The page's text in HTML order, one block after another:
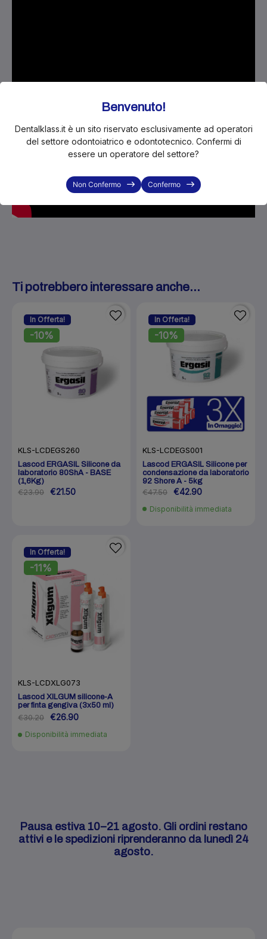
Ti potrebbero interessare anche...
In Offerta!
-10%
KLS-LCDEGS260
Lascod ERGASIL Silicone da
laboratorio 80ShA - BASE
(1,6Kg)
€23.90 €21.50
In Offerta!
-10%
KLS-LCDEGS001
Lascod ERGASIL Silicone per
condensazione da laboratorio
92 Shore A - 5kg
€47.50 €42.90
Disponibilità immediata
In Offerta!
-11%
KLS-LCDXLG073
Lascod XILGUM silicone-A
per finta gengiva (3x50 ml)
€30.20 €26.90
Disponibilità immediata
Pausa estiva 10–21 agosto. Gli ordini restano
attivi e le spedizioni riprenderanno da lunedì 24
agosto.
Benvenuto!
Dentalklass.it è un sito riservato esclusivamente ad operatori
del settore odontoiatrico e odontotecnico. Confermi di
essere un operatore del settore?
Non Confermo Confermo